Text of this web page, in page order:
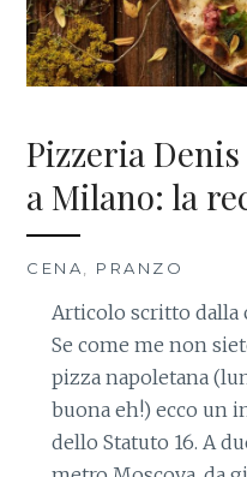
Pizzeria
a Milano: la
CENA PRANZO
Articolo scritto dalla
Se come me non
pizza napoletana
buona eh!) ecco un
dello Statuto 16. A